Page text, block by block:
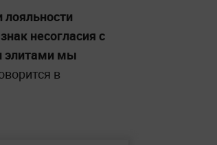
несогласия с
элитами мы
в